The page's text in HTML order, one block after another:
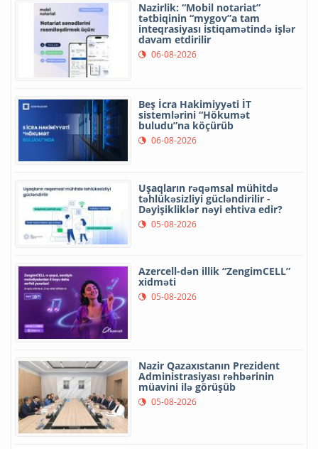
Nazirlik: “Mobil notariat”
tətbiqinin “mygov”a tam
inteqrasiyası istiqamətində işlər
davam etdirilir
06-08-2026
Beş İcra Hakimiyyəti İT
sistemlərini “Hökumət
buludu”na köçürüb
06-08-2026
Uşaqların rəqəmsal mühitdə
təhlükəsizliyi gücləndirilir -
Dəyişikliklər nəyi ehtiva edir?
05-08-2026
Azercell-dən illik “ZengimCELL”
xidməti
05-08-2026
Nazir Qazaxıstanın Prezident
Administrasiyası rəhbərinin
müavini ilə görüşüb
05-08-2026